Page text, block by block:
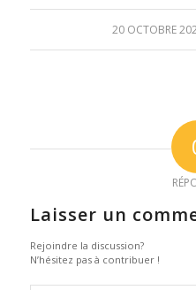
20 OCTOBRE
/
Laisser un
Rejoindre la discussion?
N’hésitez pas à contribuer !